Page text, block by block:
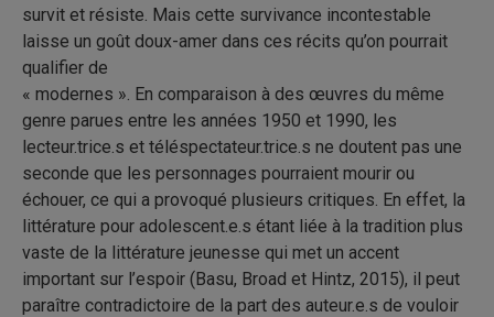
survit et résiste. Mais cette survivance incontestable
laisse un goût doux-amer dans ces récits qu’on pourrait
qualifier de
« modernes ». En comparaison à des œuvres du même
genre parues entre les années 1950 et 1990, les
lecteur.trice.s et téléspectateur.trice.s ne doutent pas une
seconde que les personnages pourraient mourir ou
échouer, ce qui a provoqué plusieurs critiques. En effet, la
littérature pour adolescent.e.s étant liée à la tradition plus
vaste de la littérature jeunesse qui met un accent
important sur l’espoir (Basu, Broad et Hintz, 2015), il peut
paraître contradictoire de la part des auteur.e.s de vouloir